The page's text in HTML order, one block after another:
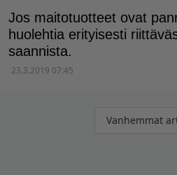
Jos maitotuotteet ovat
huolehtia erityisesti
saannista.
23.3.2019 07:45
Artikkelien
Vanhemmat